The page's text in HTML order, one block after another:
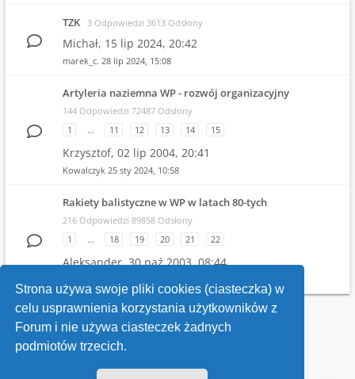
Strona używa swoje pliki cookies (ciasteczka) w
celu usprawnienia korzystania użytkowników z
Forum i nie używa ciasteczek żadnych
podmiotów trzecich.
TZK 3 Odpowiedzi 3613 Odsłony
Michał, 15 lip 2024, 20:42
marek_c. 28 lip 2024, 15:08
Artyleria naziemna WP - rozwój organizacyjny
144 Odpowiedzi 72487 Odsłony
1
… 11 12 13 14 15
Krzysztof, 02 lip 2004, 20:41
Kowalczyk 25 sty 2024, 10:58
Rakiety balistyczne w WP w latach 80-tych
216 Odpowiedzi 89858 Odsłony
1
… 18 19 20 21 22
Aleksander,30 paź 2003, 08:44
Wróć do wykazu forów